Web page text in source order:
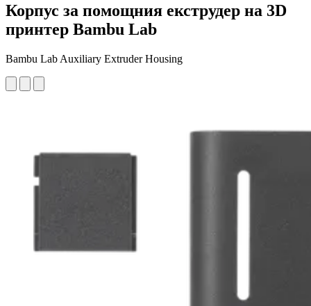
Корпус за помощния екструдер на 3D
принтер Bambu Lab
Bambu Lab Auxiliary Extruder Housing